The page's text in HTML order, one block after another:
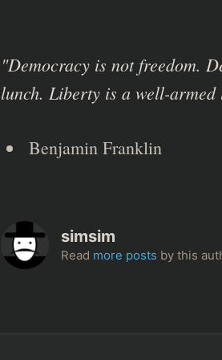
"Democracy is not freedom.
lunch. Liberty is a well-
Benjamin Franklin
simsim
Read more posts by this